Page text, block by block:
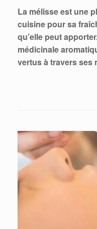
La mélisse est une
cuisine pour sa
qu’elle peut
médicinale
vertus à travers ses